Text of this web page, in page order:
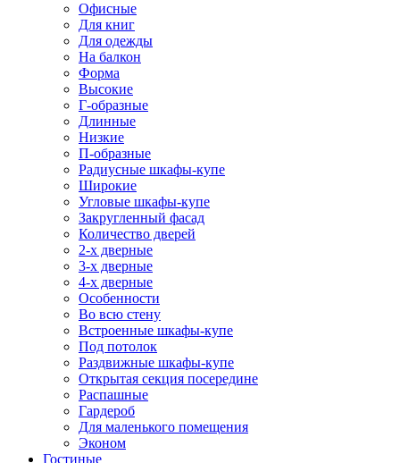
Офисные
Для книг
Для одежды
На балкон
Форма
Высокие
Г-образные
Длинные
Низкие
П-образные
Радиусные шкафы-купе
Широкие
Угловые шкафы-купе
Закругленный фасад
Количество дверей
2-х дверные
3-х дверные
4-х дверные
Особенности
Во всю стену
Встроенные шкафы-купе
Под потолок
Раздвижные шкафы-купе
Открытая секция посередине
Распашные
Гардероб
Для маленького помещения
Эконом
Гостиные